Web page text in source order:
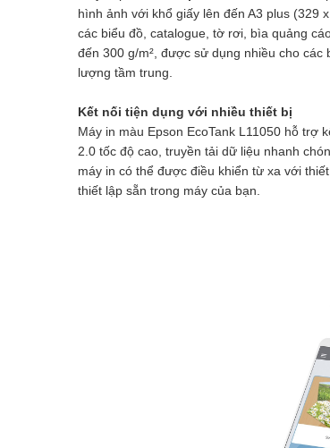
hình ảnh với khổ giấy lên đến A3 plus (329
các biểu đồ, catalogue, tờ rơi, bìa quảng
đến 300 g/m², được sử dụng nhiều cho
lượng tầm trung.
Kết nối tiện dụng với nhiều thiết bị
Máy in màu Epson EcoTank L11050 hỗ trợ
2.0 tốc độ cao, truyền tải dữ liệu nhanh
máy in có thể được điều khiển từ xa với
thiết lập sẵn trong máy của bạn.